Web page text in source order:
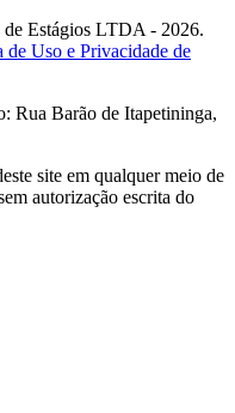
Estágios LTDA - 2026.
de Uso e Privacidade de
Rua Barão de Itapetininga,
site em qualquer meio de
autorização escrita do